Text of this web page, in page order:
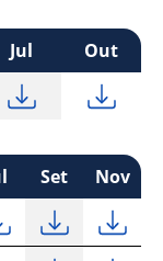
Jul
Out
Set
Nov